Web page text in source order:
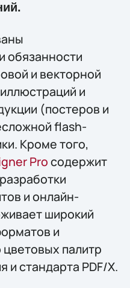
обязанности
и векторной
и
(постеров и
flash-
Кроме того,
Proсодержит
и онлайн-
широкий
и
палитр
и стандарта PDF/X.